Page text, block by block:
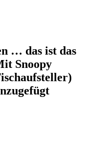
… das ist das
Snoopy